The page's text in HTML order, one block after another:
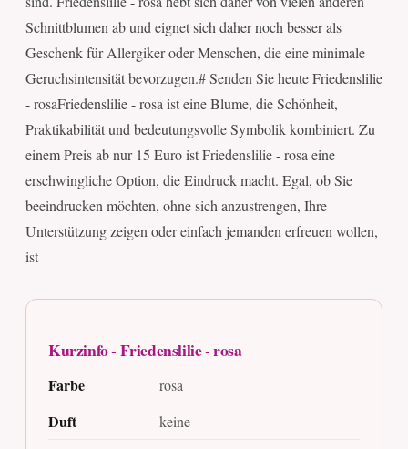
Schnittblumen ab und eignet sich daher noch besser als
Geschenk für Allergiker oder Menschen, die eine minimale
Geruchsintensität bevorzugen.# Senden Sie heute Friedenslilie
- rosaFriedenslilie - rosa ist eine Blume, die Schönheit,
Praktikabilität und bedeutungsvolle Symbolik kombiniert. Zu
einem Preis ab nur 15 Euro ist Friedenslilie - rosa eine
erschwingliche Option, die Eindruck macht. Egal, ob Sie
beeindrucken möchten, ohne sich anzustrengen, Ihre
Unterstützung zeigen oder einfach jemanden erfreuen wollen,
ist
Kurzinfo - Friedenslilie - rosa
Farbe rosa
Duft keine